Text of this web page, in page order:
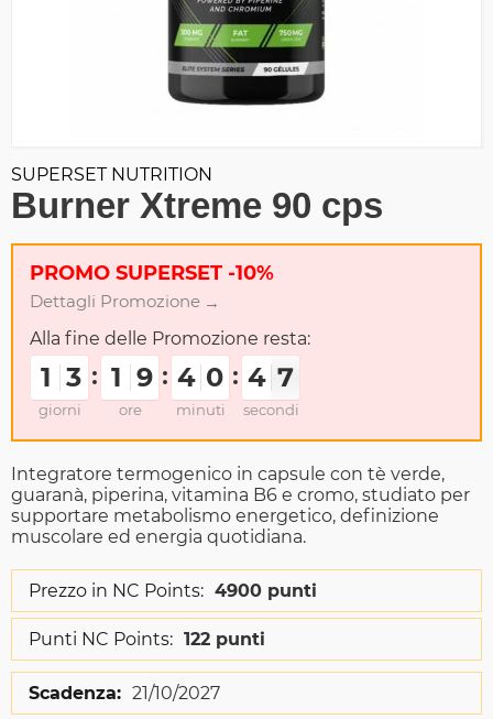
SUPERSET NUTRITION
Burner Xtreme 90 cps
PROMO SUPERSET -10%
Dettagli Promozione
Alla fine delle Promozione resta:
giorni
1
1
1
1 2
2
3
3
ore
1
1
1
1 8
8
9
9
minuti
3
3
4
4 9
9
0
0
secondi
5
4
4 7
6
6
Integratore termogenico in capsule con tè verde,
guaranà, piperina, vitamina B6 e cromo, studiato per
supportare metabolismo energetico, definizione
muscolare ed energia quotidiana.
Prezzo in NC Points: 4900 punti
Punti NC Points: 122 punti
Scadenza: 21/10/2027